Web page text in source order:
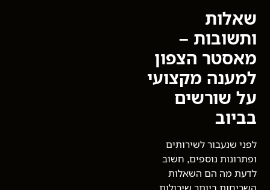
שאלות
ותשובות –
מאסטר הצפון
למענה מקצועי
על שורשים
בביוב
לפני שנעבור לשירותים
ופתרונות נוספים, חשוב
לדעת מה הם השאלות